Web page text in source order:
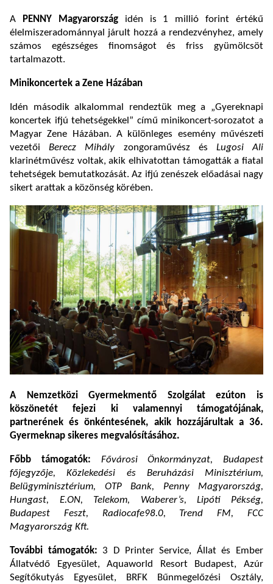
A PENNY Magyarországidén is 1 millió forint értékű
élelmiszeradománnyal járult hozzá a rendezvényhez, amely
számos egészséges finomságot és friss gyümölcsöt
tartalmazott.
Minikoncertek a Zene Házában
Idén második alkalommal rendeztük meg a „Gyereknapi
koncertek ifjú tehetségekkel” című minikoncert-sorozatot a
Magyar Zene Házában. A különleges esemény művészeti
vezetőiBerecz Mihály zongoraművész és Lugosi Ali
klarinétművész voltak, akik elhivatottan támogatták a fiatal
tehetségek bemutatkozását. Az ifjú zenészek előadásai nagy
sikert arattak a közönség körében.
A Nemzetközi Gyermekmentő Szolgálat ezúton is
köszönetét fejezi ki valamennyi támogatójának,
partnerének és önkéntesének, akik hozzájárultak a 36.
Gyermeknap sikeres megvalósításához.
Főbb támogatók: Fővárosi Önkormányzat, Budapest
főjegyzője, Közlekedési és Beruházási Minisztérium,
Belügyminisztérium, OTP Bank, Penny Magyarország,
Hungast, E.ON, Telekom, Waberer’s, Lipóti Pékség,
Budapest Feszt, Radiocafe98.0, Trend FM, FCC
Magyarország Kft.
További támogatók: 3 D Printer Service, Állat és Ember
Állatvédő Egyesület, Aquaworld Resort Budapest, Azúr
Segítőkutyás Egyesület, BRFK Bűnmegelőzési Osztály,